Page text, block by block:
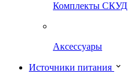
Комплекты СКУД
Аксессуары
Источники питания